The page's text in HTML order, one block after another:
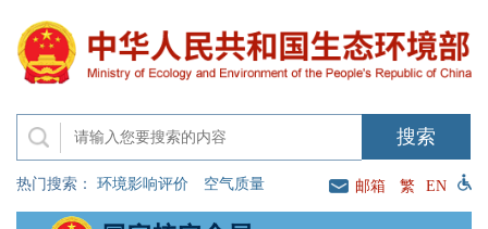
热门搜索： 环境影响评价 空气质量 邮箱 繁 EN